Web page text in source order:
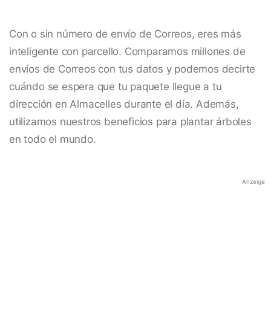
Con o sin número de envío de Correos, eres más
inteligente con parcello. Comparamos millones de
envíos de Correos con tus datos y podemos decirte
cuándo se espera que tu paquete llegue a tu
dirección en Almacelles durante el día. Además,
utilizamos nuestros beneficios para plantar árboles
en todo el mundo.
Anzeige